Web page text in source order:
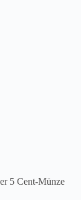
5 Cent-Münze